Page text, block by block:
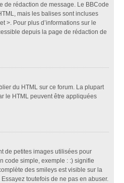
de rédaction de message. Le BBCode
mais les balises sont incluses
>. Pour plus d’informations sur le
depuis la page de rédaction de
du HTML sur ce forum. La plupart
le HTML peuvent être appliquées
de petites images utilisées pour
code simple, exemple : :) signifie
des smileys est visible sur la
toutefois de ne pas en abuser.